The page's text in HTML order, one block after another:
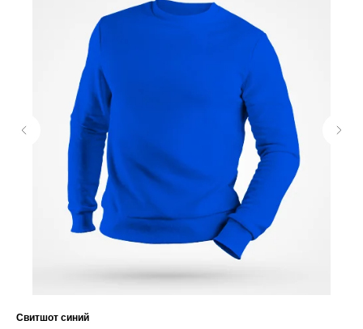
Свитшот синий